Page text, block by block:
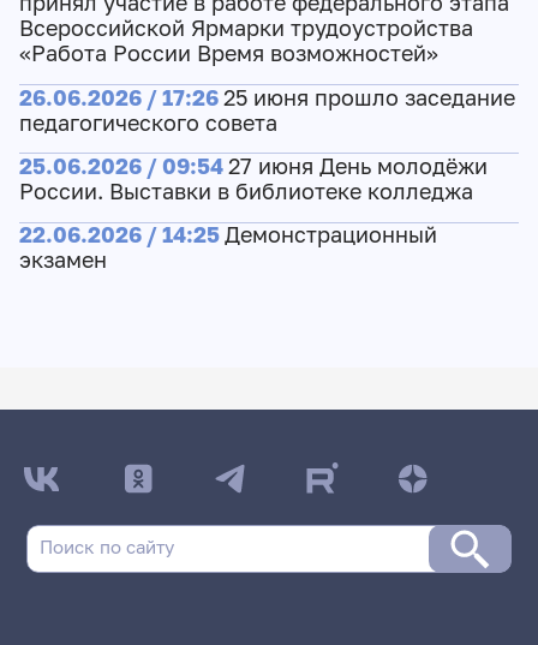
Всероссийской Ярмарки трудоустройства
«Работа России Время возможностей»
26.06.2026 / 17:2625 июня прошло заседание
педагогического совета
25.06.2026 / 09:5427 июня День молодёжи
России. Выставки в библиотеке колледжа
22.06.2026 / 14:25Демонстрационный
экзамен